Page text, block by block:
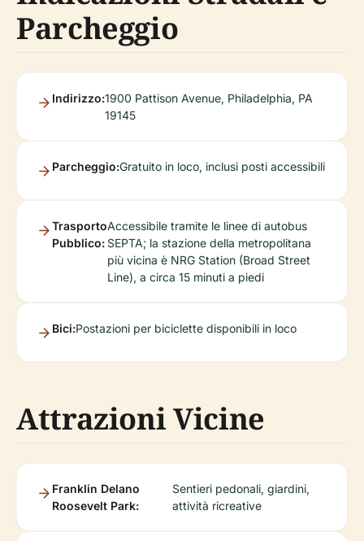
Parcheggio
Indirizzo:1900 Pattison Avenue, Philadelphia, PA
19145
Parcheggio:Gratuito in loco, inclusi posti accessibili
Trasporto
Pubblico:
Accessibile tramite le linee di autobus
SEPTA; la stazione della metropolitana
più vicina è NRG Station (Broad Street
Line), a circa 15 minuti a piedi
Bici:Postazioni per biciclette disponibili in loco
Attrazioni Vicine
Franklin Delano
Roosevelt Park:
Sentieri pedonali, giardini,
attività ricreative